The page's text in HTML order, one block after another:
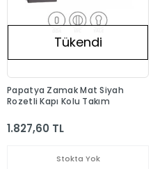
Tükendi
Papatya Zamak Mat Siyah
Rozetli Kapı Kolu Takım
1.827,60 TL
Stokta Yok